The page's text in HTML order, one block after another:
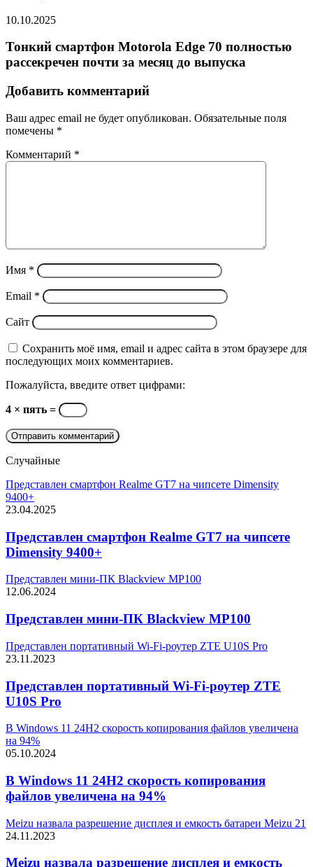
10.10.2025
Тонкий смартфон Motorola Edge 70 полностью
рассекречен почти за месяц до выпуска
Добавить комментарий
Ваш адрес email не будет опубликован. Обязательные поля
помечены *
Комментарий *
Имя *
Email *
Сайт
Сохранить моё имя, email и адрес сайта в этом браузере для
последующих моих комментариев.
Пожалуйста, введите ответ цифрами:
4 × пять =
Случайные
Представлен смартфон Realme GT7 на чипсете Dimensity
9400+
23.04.2025
Представлен смартфон Realme GT7 на чипсете
Dimensity 9400+
Представлен мини-ПК Blackview MP100
12.06.2024
Представлен мини-ПК Blackview MP100
Представлен портативный Wi-Fi-роутер ZTE U10S Pro
23.11.2023
Представлен портативный Wi-Fi-роутер ZTE
U10S Pro
В Windows 11 24H2 скорость копирования файлов увеличена
на 94%
05.10.2024
В Windows 11 24H2 скорость копирования
файлов увеличена на 94%
Meizu назвала разрешение дисплея и емкость батареи Meizu 21
24.11.2023
Meizu назвала разрешение дисплея и емкость